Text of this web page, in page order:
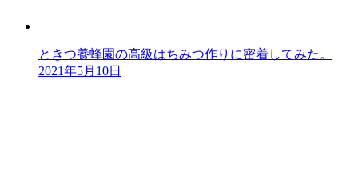
ときつ養蜂園の高級はちみつ作りに密着してみた。
2021年5月10日